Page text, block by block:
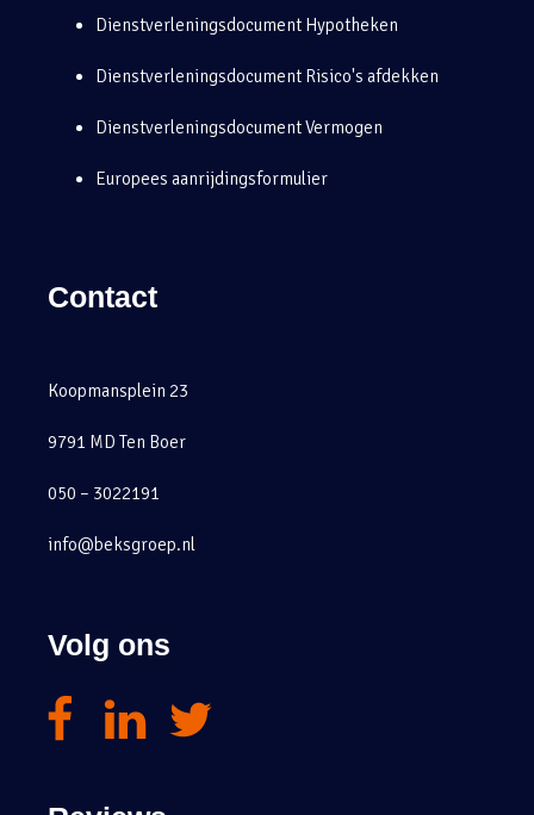
Dienstverleningsdocument Hypotheken
Dienstverleningsdocument Risico's afdekken
Dienstverleningsdocument Vermogen
Europees aanrijdingsformulier
Contact
Koopmansplein 23
9791 MD Ten Boer
050 – 3022191
info@beksgroep.nl
Volg ons